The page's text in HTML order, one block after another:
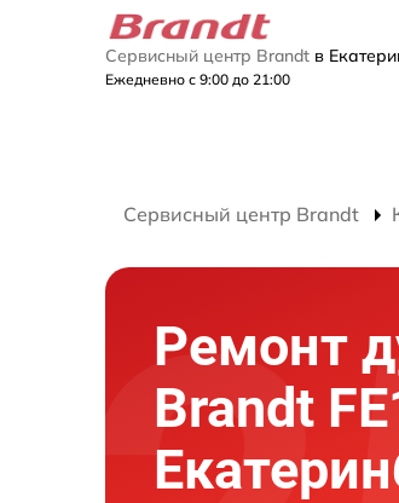
Сервисный центр Brandt в
Ежедневно с 9:00 до 21:00
Сервисный центр Brandt
Ремонт
Brandt